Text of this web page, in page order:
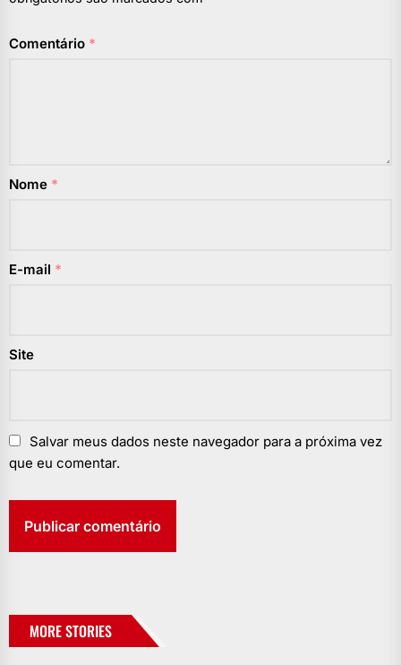
Comentário *
Nome *
E-mail *
Site
Salvar meus dados neste navegador para a próxima vez
que eu comentar.
MORE STORIES